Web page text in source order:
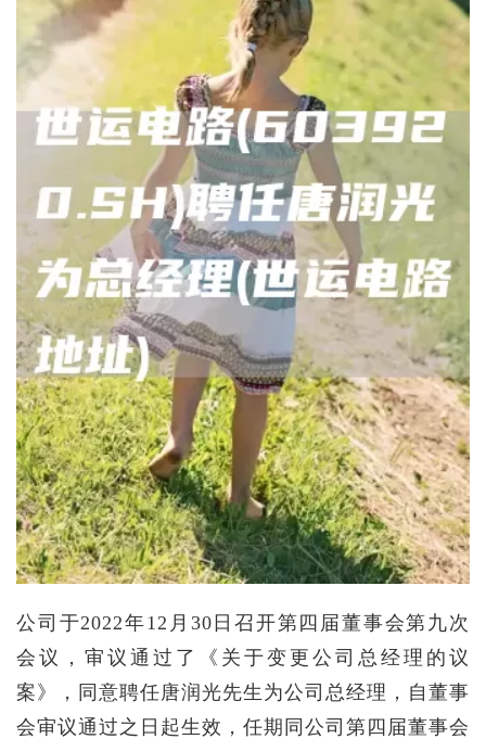
公司于2022年12月30日召开第四届董事会第九次
会议，审议通过了《关于变更公司总经理的议
案》，同意聘任唐润光先生为公司总经理，自董事
会审议通过之日起生效，任期同公司第四届董事会